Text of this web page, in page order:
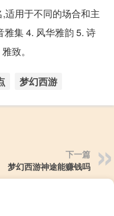
适用于不同的场合和主
雅集 4. 风华雅韵 5. 诗
致。
梦幻西游
下一篇
梦幻西游神途能赚钱吗